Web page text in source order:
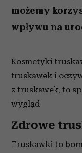
możemy
wpływu na
Kosmetyki
truskawek i
z truskawek, to
wygląd.
Zdrowe
Truskawki to